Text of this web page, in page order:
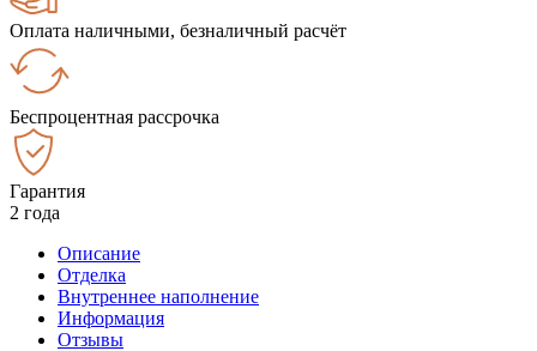
Оплата наличными, безналичный расчёт
Беспроцентная рассрочка
Гарантия
2 года
Описание
Отделка
Внутреннее наполнение
Информация
Отзывы